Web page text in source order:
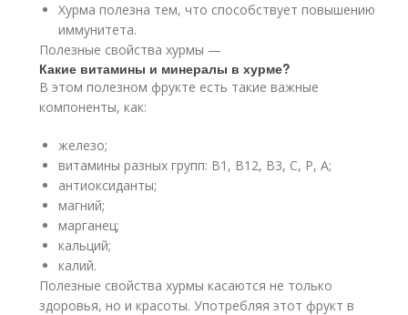
Хурма полезна тем, что способствует повышению
иммунитета.
Полезные свойства хурмы —
Какие витамины и минералы в хурме?
В этом полезном фрукте есть такие важные
компоненты, как:
железо;
витамины разных групп: В1, В12, В3, С, Р, А;
антиоксиданты;
магний;
марганец;
кальций;
калий.
Полезные свойства хурмы касаются не только
здоровья, но и красоты. Употребляя этот фрукт в